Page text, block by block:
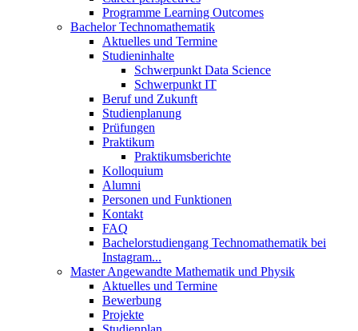
Programme Learning Outcomes
Bachelor Technomathematik
Aktuelles und Termine
Studieninhalte
Schwerpunkt Data Science
Schwerpunkt IT
Beruf und Zukunft
Studienplanung
Prüfungen
Praktikum
Praktikumsberichte
Kolloquium
Alumni
Personen und Funktionen
Kontakt
FAQ
Bachelorstudiengang Technomathematik bei
Instagram...
Master Angewandte Mathematik und Physik
Aktuelles und Termine
Bewerbung
Projekte